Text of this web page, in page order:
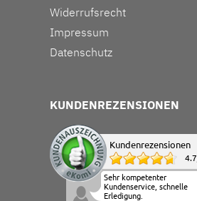
Widerrufsrecht
Impressum
Datenschutz
KUNDENREZENSIONEN
Kundenrezensionen
4.7
Sehr kompetenter
Kundenservice, schnelle
Erledigung.